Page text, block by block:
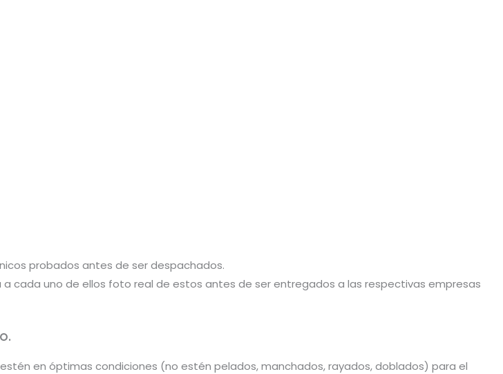
probados antes de ser despachados.
cada uno de ellos foto real de estos antes de ser entregados a las respectivas empresas
estén en óptimas condiciones (no estén pelados, manchados, rayados, doblados) para el